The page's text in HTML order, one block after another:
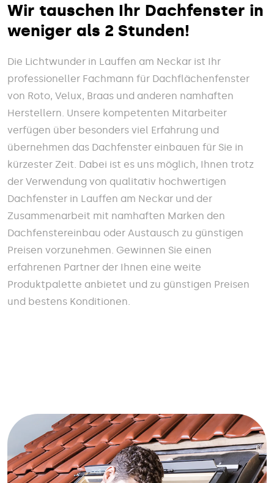
Wir tauschen Ihr Dachfenster in
weniger als 2 Stunden!
Die Lichtwunder in Lauffen am Neckar ist Ihr
professioneller Fachmann für Dachflächenfenster
von Roto, Velux, Braas und anderen namhaften
Herstellern. Unsere kompetenten Mitarbeiter
verfügen über besonders viel Erfahrung und
übernehmen das Dachfenster einbauen für Sie in
kürzester Zeit. Dabei ist es uns möglich, Ihnen trotz
der Verwendung von qualitativ hochwertigen
Dachfenster in Lauffen am Neckar und der
Zusammenarbeit mit namhaften Marken den
Dachfenstereinbau oder Austausch zu günstigen
Preisen vorzunehmen. Gewinnen Sie einen
erfahrenen Partner der Ihnen eine weite
Produktpalette anbietet und zu günstigen Preisen
und bestens Konditionen.